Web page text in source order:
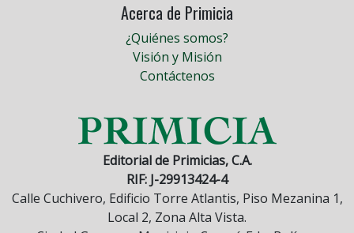
Acerca de Primicia
¿Quiénes somos?
Visión y Misión
Contáctenos
Editorial de Primicias, C.A.
RIF: J-29913424-4
Calle Cuchivero, Edificio Torre Atlantis, Piso Mezanina 1,
Local 2, Zona Alta Vista.